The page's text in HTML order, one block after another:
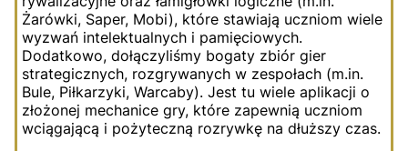
Żarówki, Saper, Mobi), które stawiają uczniom wiele
wyzwań intelektualnych i pamięciowych.
Dodatkowo, dołączyliśmy bogaty zbiór gier
strategicznych, rozgrywanych w zespołach (m.in.
Bule, Piłkarzyki, Warcaby). Jest tu wiele aplikacji o
złożonej mechanice gry, które zapewnią uczniom
wciągającą i pożyteczną rozrywkę na dłuższy czas.